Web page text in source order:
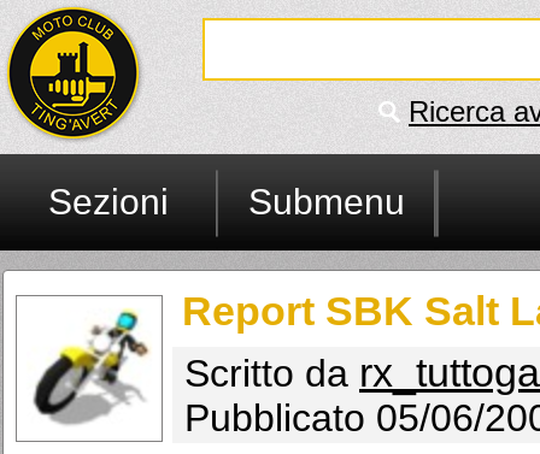
Ricerca
Sezioni Submenu
Report SBK Salt
Scritto da
Pubblicato 05/06/